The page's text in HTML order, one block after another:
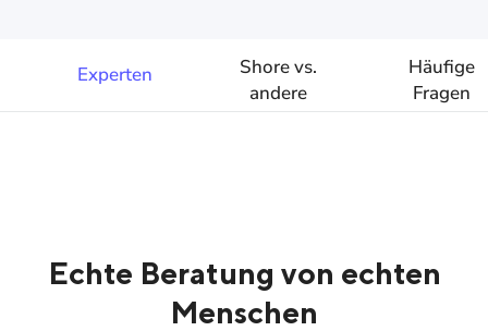
Experten
Shore vs.
andere
Anbieter
Häufige
Fragen
Echte Beratung von echten
Menschen